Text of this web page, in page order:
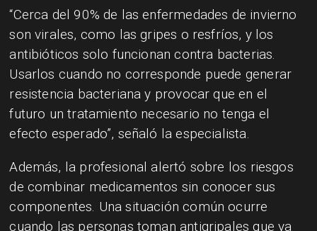
“Cerca del 90% de las enfermedades de invierno
son virales, como las gripes o resfríos, y los
antibióticos solo funcionan contra bacterias.
Usarlos cuando no corresponde puede generar
resistencia bacteriana y provocar que en el
futuro un tratamiento necesario no tenga el
efecto esperado”, señaló la especialista.
Además, la profesional alertó sobre los riesgos
de combinar medicamentos sin conocer sus
componentes. Una situación común ocurre
cuando las personas toman antigripales que ya